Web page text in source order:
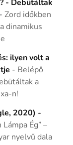
- Debütáltak
-Zord időkben
dinamikus
ilyen volt a
- Belépő
a
n!
2020) -
Ég” –
nyelvű dala